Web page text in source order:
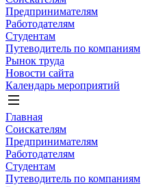
Предпринимателям
Работодателям
Студентам
Путеводитель по компаниям
Рынок труда
Новости сайта
Календарь мероприятий
Главная
Соискателям
Предпринимателям
Работодателям
Студентам
Путеводитель по компаниям